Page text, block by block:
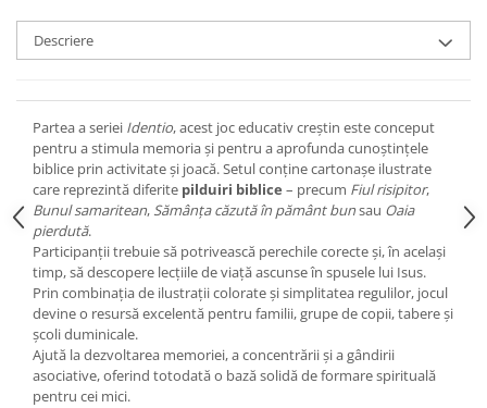
Descriere
Partea a seriei Identio, acest joc educativ creștin este conceput
pentru a stimula memoria și pentru a aprofunda cunoștințele
biblice prin activitate și joacă. Setul conține cartonașe ilustrate
care reprezintă diferite pilduiri biblice – precum Fiul risipitor,
Bunul samaritean, Sămânța căzută în pământ bunsau Oaia
pierdută.
Participanții trebuie să potrivească perechile corecte și, în același
timp, să descopere lecțiile de viață ascunse în spusele lui Isus.
Prin combinația de ilustrații colorate și simplitatea regulilor, jocul
devine o resursă excelentă pentru familii, grupe de copii, tabere și
școli duminicale.
Ajută la dezvoltarea memoriei, a concentrării și a gândirii
asociative, oferind totodată o bază solidă de formare spirituală
pentru cei mici.